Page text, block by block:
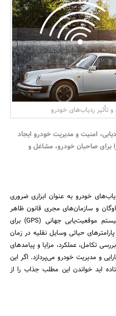
بانک، بیمه و سرمایه
مسکن و ساختمان
تأثیر ردیاب‌های خودرو
امنیت و مدیریت خودرو ایجاد
برای صاحبان خودرو، مشاغل و
خودرو به عنوان ابزاری ضروری
و سازمان‌های مجری قانون ظاهر
شده‌اند. این دستگاه‌ها از فناوری سیستم موقعیت‌یابی جهانی (GPS) برای
حیاتی وسایل نقلیه در زمان
تکامل، عملکرد، مزایا و پیامدهای
و مدیریت خودرو می‌پردازد. اگر این
اید خواندن این مطلب جذاب را از